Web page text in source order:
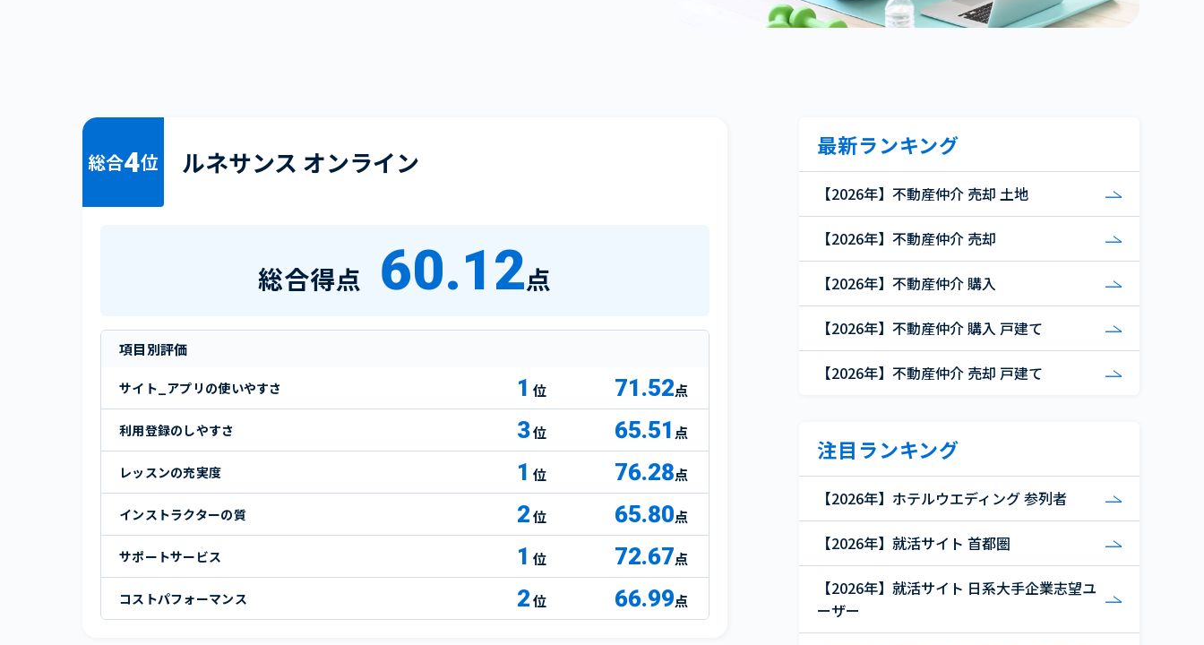
総合4位 ルネサンス オンライン
総合得点 60.12点
項目別評価
サイト_アプリの使いやすさ 1 71.52点
利用登録のしやすさ 3 65.51 点
レッスンの充実度 1 76.28点
インストラクターの質 2 65.80点
サポートサービス 1 72.67点
コストパフォーマンス 2 66.99点
最新ランキング
【2026年】不動産仲介 売却 土地
【2026年】不動産仲介 売却
【2026年】不動産仲介 購入
【2026年】不動産仲介 購入 戸建て
【2026年】不動産仲介 売却 戸建て
注目ランキング
【2026年】ホテルウエディング 参列者
【2026年】就活サイト 首都圏
【2026年】就活サイト 日系大手企業志望ユ
ーザー